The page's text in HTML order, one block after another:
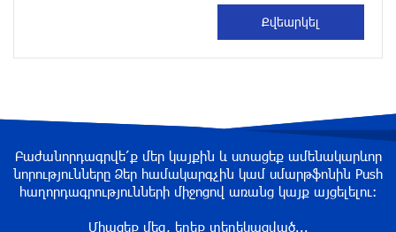
избежать энергодефицита в Армении: Алексей
около одного месяца назад
На автодороге Ереван-Севан произошел
Բաժանորդագրվե՛ք մեր կայքին և ստացեք ամենակարևոր
նորությունները Ձեր համակարգչին կամ սմարթֆոնին Push
հաղորդագրությունների միջոցով առանց կայք այցելելու։
Միացեք մեզ, եղեք տեղեկացված...